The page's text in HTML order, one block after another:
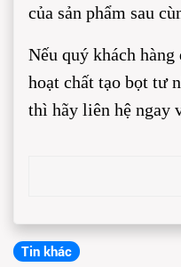
của sản phẩm sau
Nếu quý khách
hoạt chất tạo bọt tư
thì hãy liên hệ
Tin khác